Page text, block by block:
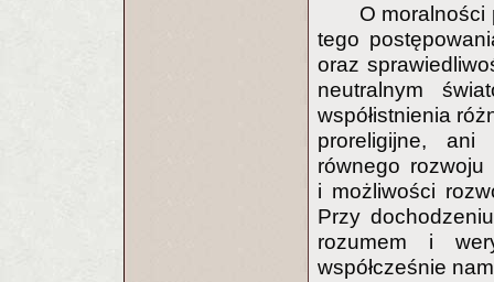
O
tego
oraz
neutralnym
współistnienia
proreligijne, ani
równego
i możliwości
Przy
rozumem i
współcześnie